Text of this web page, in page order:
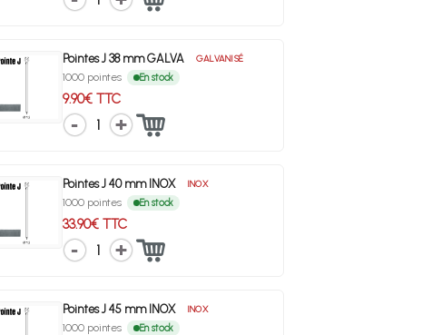
Pointes J 38 mm GALVA GALVANISÉ
1000 pointes En stock
9.90€ TTC
1
Pointes J 40 mm INOX INOX
1000 pointes En stock
33.90€ TTC
1
Pointes J 45 mm INOX INOX
1000 pointes En stock